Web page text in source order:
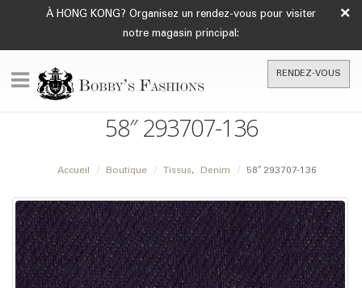
À HONG KONG? Organisez un rendez-vous pour visiter
notre magasin principal:
×
RENDEZ-VOUS
58″ 293707-136
Accueil Boutique Tissus, Denim 58″ 293707-136